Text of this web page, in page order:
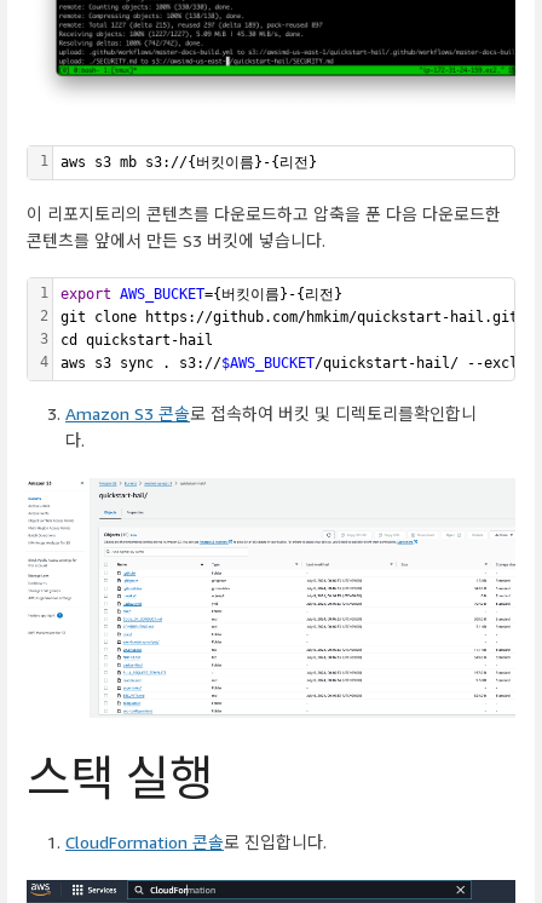
1 aws s3 mb s3://{버킷이름}-{리전}
이 리포지토리의 콘텐츠를 다운로드하고 압축을 푼 다음 다운로드한
콘텐츠를 앞에서 만든 S3 버킷에 넣습니다.
1
2
3
4
export AWS_BUCKET={버킷이름}-{리전}
git clone https://github.com/hmkim/quickstart-hail.git
cd quickstart-hail
aws s3 sync . s3://$AWS_BUCKET/quickstart-hail/ --
Amazon S3 콘솔로 접속하여 버킷 및 디렉토리를확인합니
다.
스택 실행
CloudFormation 콘솔로 진입합니다.